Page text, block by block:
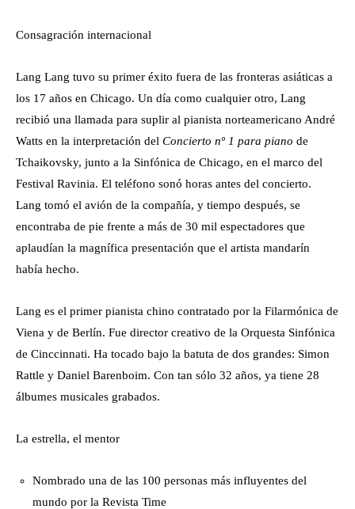
Consagración internacional
Lang Lang tuvo su primer éxito fuera de las fronteras asiáticas a
los 17 años en Chicago. Un día como cualquier otro, Lang
recibió una llamada para suplir al pianista norteamericano André
Watts en la interpretación del Concierto nº 1 para piano de
Tchaikovsky, junto a la Sinfónica de Chicago, en el marco del
Festival Ravinia. El teléfono sonó horas antes del concierto.
Lang tomó el avión de la compañía, y tiempo después, se
encontraba de pie frente a más de 30 mil espectadores que
aplaudían la magnífica presentación que el artista mandarín
había hecho.
Lang es el primer pianista chino contratado por la Filarmónica de
Viena y de Berlín. Fue director creativo de la Orquesta Sinfónica
de Cinccinnati. Ha tocado bajo la batuta de dos grandes: Simon
Rattle y Daniel Barenboim. Con tan sólo 32 años, ya tiene 28
álbumes musicales grabados.
La estrella, el mentor
Nombrado una de las 100 personas más influyentes del
mundo por la Revista Time